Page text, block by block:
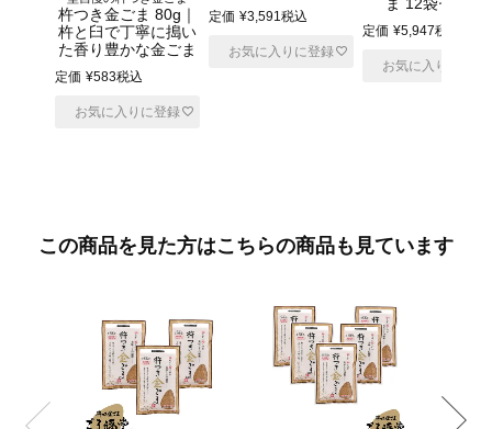
杵つき金ごま 80g｜
杵と臼で丁寧に搗い
た香り豊かな金ごま
定価 ¥583税込
お気に入りに登録
定価 ¥3,591税込
お気に入りに登録
定価 ¥5,947税込
お気に入りに登録
この商品を見た方はこちらの商品も見ています